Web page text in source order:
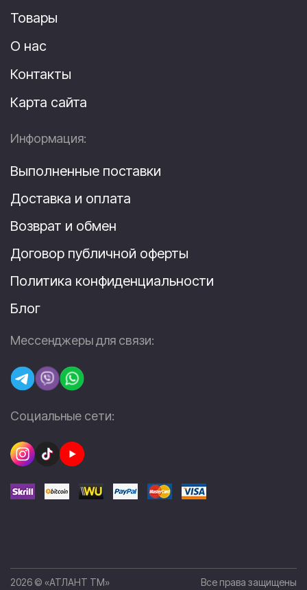
Товары
О нас
Контакты
Карта сайта
Информация:
Выполненные поставки
Доставка и оплата
Возврат и обмен
Договор публичной оферты
Политика конфиденциальности
Блог
Мессенджеры для связи:
Социальные сети:
2026 © «АТЛАНТ ТМ» Все права защищены